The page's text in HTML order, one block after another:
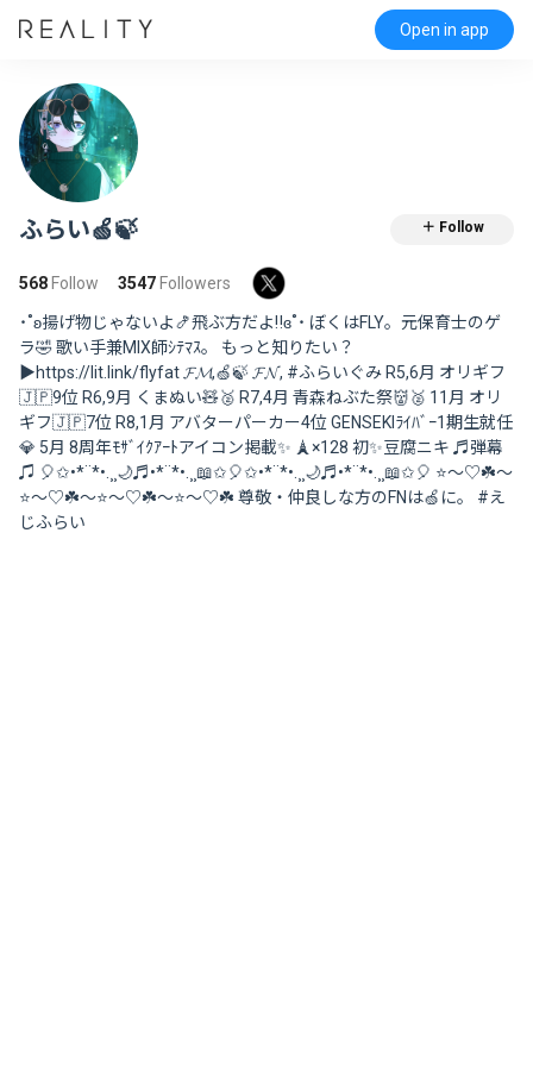
Open in app
ふらい🍏🍃 ＋ Follow
568 Follow 3547 Followers
˙˚ʚ揚げ物じゃないよ🍤飛ぶ方だよ‼️ɞ˚˙ ぼくはFLY。元保育士のゲ
ラ🤣 歌い手兼MIX師ｼﾃﾏｽ。 もっと知りたい？
▶︎https://lit.link/flyfat 𝓕𝓜,🍏🍃 𝓕𝓝, #ふらいぐみ R5,6月 オリギフ
🇯🇵9位 R6,9月 くまぬい🧸🥈 R7,4月 青森ねぶた祭👹🥈 11月 オリ
ギフ🇯🇵7位 R8,1月 アバターパーカー4位 GENSEKIﾗｲﾊﾞｰ1期生就任
💎 5月 8周年ﾓｻﾞｲｸｱｰﾄアイコン掲載✨️ 🗼×128 初✨豆腐ニキ ♬弾幕
♫ 🎈✩•*¨*•.¸¸🌙♬•*¨*•.¸¸📖✩🎈✩•*¨*•.¸¸🌙♬•*¨*•.¸¸📖✩🎈 ⭐️〜♡☘️〜
⭐️〜♡☘️〜⭐️〜♡☘️～⭐️～♡☘️ 尊敬・仲良しな方のFNは🍏に。 #え
じふらい